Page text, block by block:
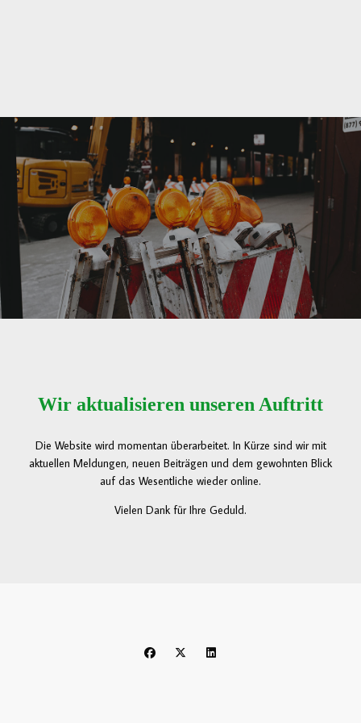
Wir aktualisieren unseren Auftritt
Die Website wird momentan überarbeitet. In Kürze sind wir mit
aktuellen Meldungen, neuen Beiträgen und dem gewohnten Blick
auf das Wesentliche wieder online.
Vielen Dank für Ihre Geduld.